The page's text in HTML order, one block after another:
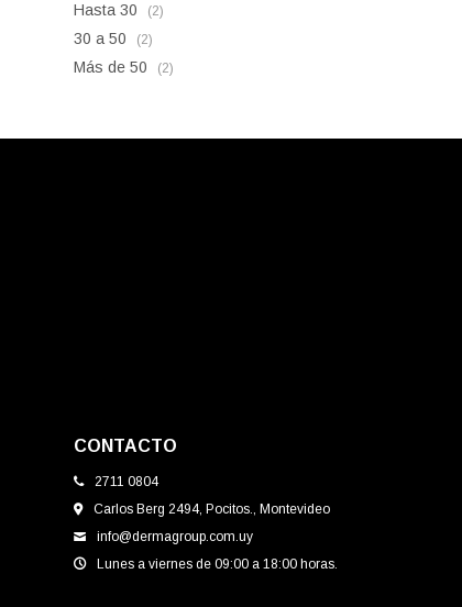
Hasta 30 (2)
30 a 50 (2)
Más de 50 (2)
CONTACTO
2711 0804
Carlos Berg 2494, Pocitos., Montevideo
info@dermagroup.com.uy
Lunes a viernes de 09:00 a 18:00 horas.